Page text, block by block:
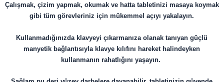
Çalışmak, çizim yapmak, okumak ve hatta tabletinizi masaya koymak
gibi tüm görevleriniz için mükemmel açıyı yakalayın.
Kullanmadığınızda klavyeyi çıkarmanıza olanak tanıyan güçlü
manyetik bağlantısıyla k lavye kılıfını hareket halindeyken
kullanmanın rahatlığını yaşayın.